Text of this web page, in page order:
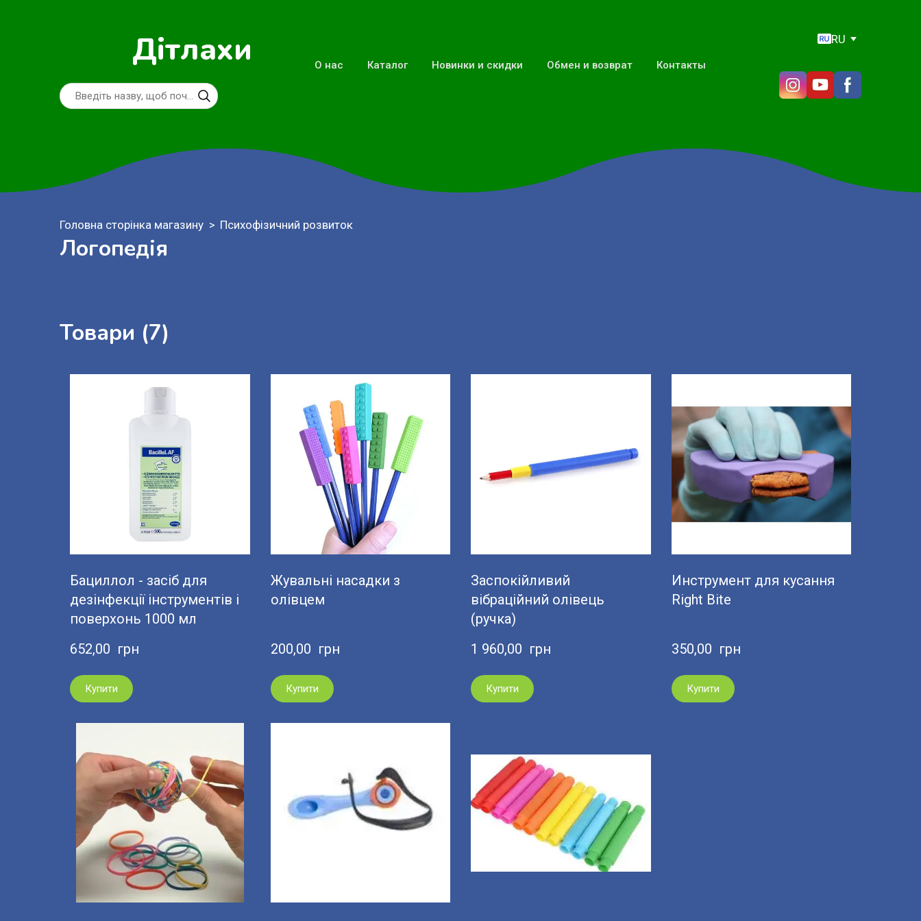
Дітлахи О нас Каталог Новинки и скидки Обмен и возврат Контакты
RU
Головна сторінка магазину Психофізичний розвиток
Логопедія
Товари (7)
Бациллол - засіб для
дезінфекції інструментів і
поверхонь 1000 мл
652,00  грн
Купити
Жувальні насадки з
олівцем
200,00  грн
Купити
Заспокійливий
вібраційний олівець
(ручка)
1 960,00  грн
Купити
Инструмент для кусання
Right Bite
350,00  грн
Купити